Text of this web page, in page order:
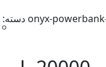
onyx- دسته: